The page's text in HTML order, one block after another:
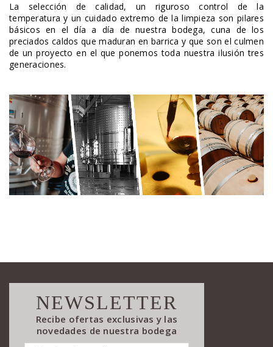
La selección de calidad, un riguroso control de la
temperatura y un cuidado extremo de la limpieza son pilares
básicos en el día a día de nuestra bodega, cuna de los
preciados caldos que maduran en barrica y que son el culmen
de un proyecto en el que ponemos toda nuestra ilusión tres
generaciones.
NEWSLETTER
Recibe ofertas exclusivas y las
novedades de nuestra bodega